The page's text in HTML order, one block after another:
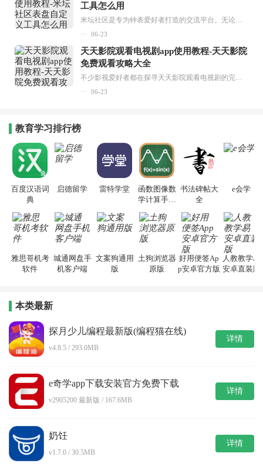
工具怎么用
米坛社区是专为钟表爱好者打造的交流平台。无论你是初涉钟表领域的普通爱好者，还是拥有多年收藏经验的资深玩家，都能在此找到属于自己的天地。 无需注册，就能轻松参与其中。通过专业的讨论论坛与丰富的交互功能，你可与世界各地的钟表爱好者畅快交流。若你钟情于钟表，米坛社区无疑是值得一试的理想之选。在这里，你能获取最新的手表资讯，交流见解，提升鉴赏品味，让每一块手表都成为收藏故事中重要的一部分。感兴趣的朋友，不要错过下载机会。...
06-23
天天影院观看电视剧app使用教程-天天影院
免费观看攻略大全
不少影视爱好者都在探寻天天影院观看电视剧的完整方法，结合最新平台使用规则，本篇新手入门攻略全面讲解观看渠道、检索流程、播放设置以及画面模式调整等实用内容。全文适配手机、电脑等主流设备，步骤简洁易懂，无论是初次使用的新手，还是想要优化观影体验的用户，都能参照内容快速上手，熟练掌握平台各项操作技巧，轻松畅享影视内容。...
06-23
教育学习排行榜
百度汉语词
典
启德留学 雷特学堂
函数图像数
学计算手机
书法碑帖大
全
e会学
雅思哥机考
软件
城通网盘手
机客户端
文案狗通用
版
土狗浏览器
原版
好用便签Ap
p安卓官方版
人教教学易
安卓直装版
本类最新
探月少儿编程最新版(编程猫在线)
v4.8.5 / 293.0MB
详情
e奇学app下载安装官方免费下载
v2905200 最新版 / 167.6MB
详情
奶饪
v1.7.0 / 30.5MB
详情